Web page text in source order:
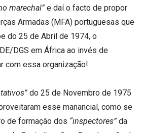
marechal” e daí o facto de propor
Armadas (MFA) portuguesas que
do 25 de Abril de 1974, o
DGS em África ao invés de
com essa organização!
do 25 de Novembro de 1975
esse manancial, como se
de formação dos “inspectores” da